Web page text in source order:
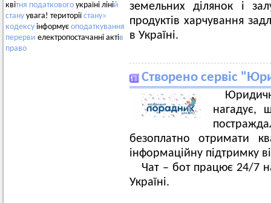
квітня податкового україні ліній
стану увага! територіїстану»
кодексу інформує оподаткування
перерви електропостачанні актів
право
земельних ділянок і
продуктів харчування
в Україні.
Створено сервіс
нагадує,
безоплатно отримати
інформаційну підтримку
Чат – бот працює 24/7
Україні.